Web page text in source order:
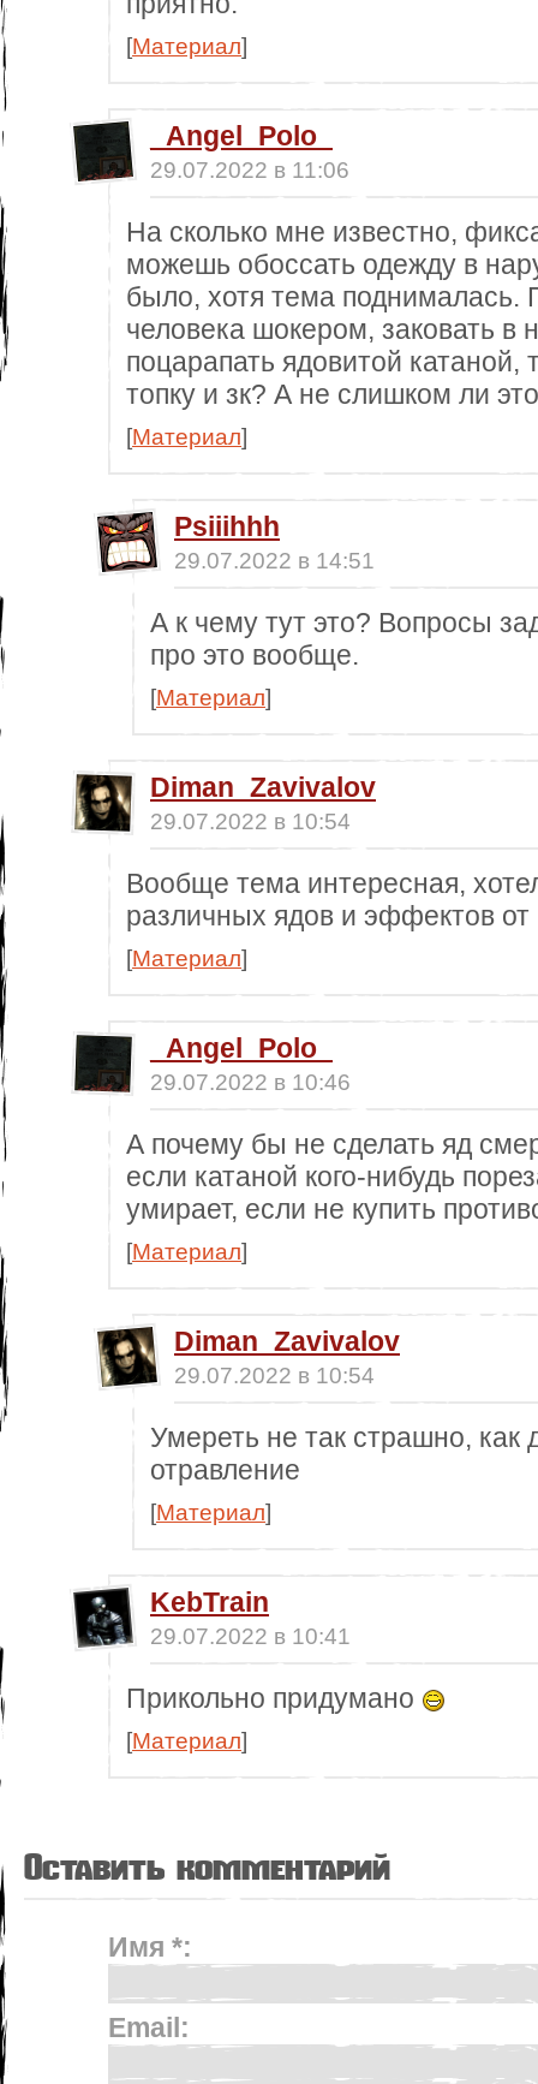
[Материал]
_Angel_Polo_
29.07.2022 в 11:06
На сколько мне известно,
можешь обоссать одежду в
было, хотя тема поднималась.
человека шокером, заковать в
поцарапать ядовитой катаной,
топку и зк? А не слишком ли
[Материал]
Psiiihhh
29.07.2022 в 14:51
А к чему тут это? Вопросы
про это вообще.
[Материал]
Diman_Zavivalov
29.07.2022 в 10:54
Вообще тема интересная,
различных ядов и эффектов от
[Материал]
_Angel_Polo_
29.07.2022 в 10:46
А почему бы не сделать яд
если катаной кого-нибудь
умирает, если не купить
[Материал]
Diman_Zavivalov
29.07.2022 в 10:54
Умереть не так страшно, как
отравление
[Материал]
KebTrain
29.07.2022 в 10:41
Прикольно придумано
[Материал]
Оставить комментарий
Имя *:
Email: